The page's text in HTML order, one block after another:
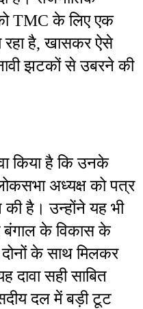
TMC के लिए एक
है, खासकर ऐसे
झटकों से उबरने की
किया है कि उनके
अध्यक्ष को पत्र
है। उन्होंने यह भी
बंगाल के विकास के
के साथ मिलकर
दावा सही साबित
दल में बड़ी टूट